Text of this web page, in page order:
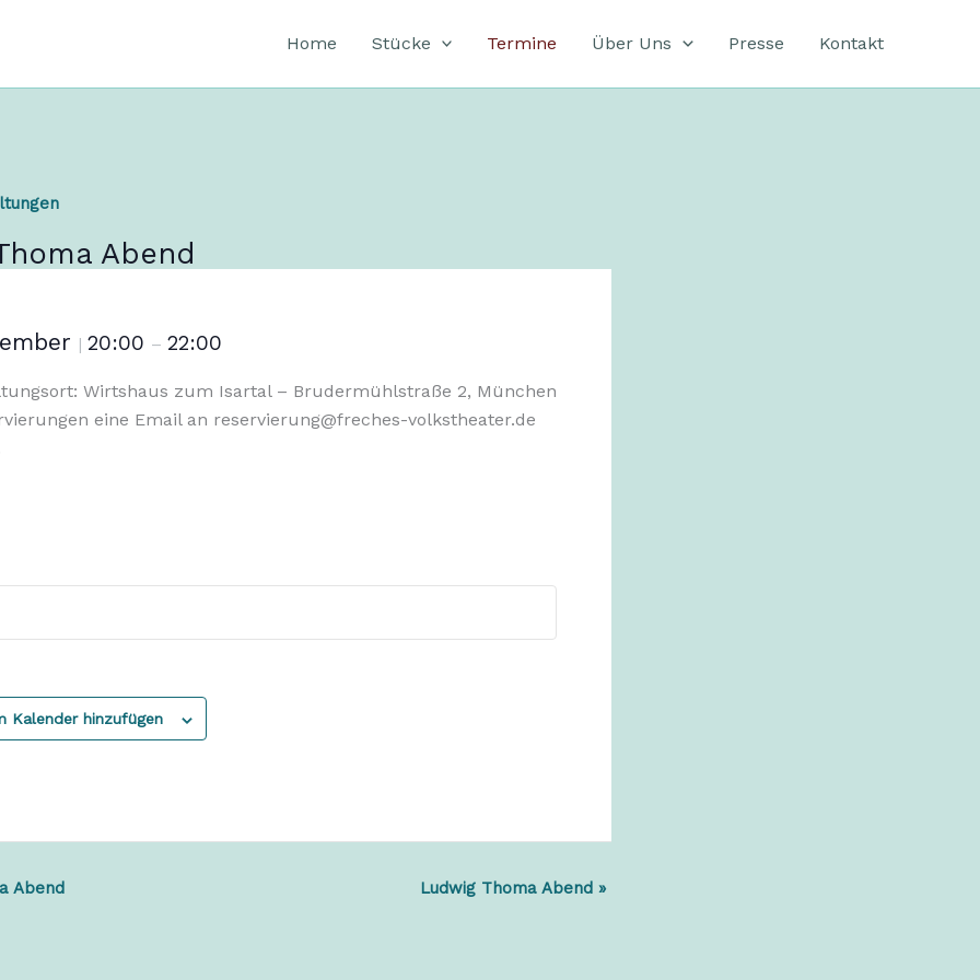
Home Stücke Termine Über Uns Presse Kontakt
Abend
| 20:00 – 22:00
Wirtshaus zum Isartal – Brudermühlstraße 2, München
eine Email an reservierung@freches-volkstheater.de
Kalender hinzufügen
Abend Ludwig Thoma Abend »